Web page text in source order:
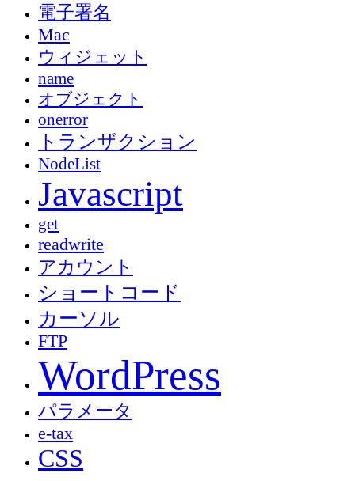
電子署名
Mac
ウィジェット
name
オブジェクト
onerror
トランザクション
NodeList
Javascript
get
readwrite
アカウント
ショートコード
カーソル
FTP
WordPress
パラメータ
e-tax
CSS